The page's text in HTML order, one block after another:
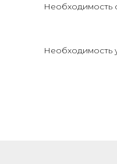
Необходимость
Необходимость